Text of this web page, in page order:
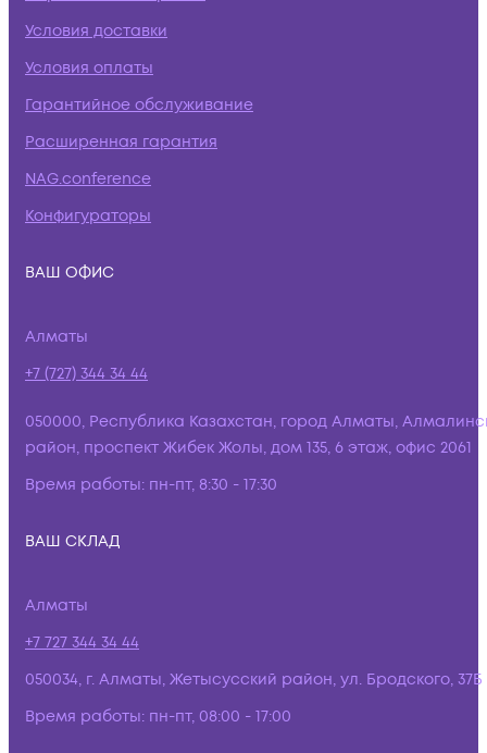
Условия доставки
Условия оплаты
Гарантийное обслуживание
Расширенная гарантия
NAG.conference
Конфигураторы
ВАШ ОФИС
Алматы
+7 (727) 344 34 44
050000, Республика Казахстан, город Алматы,
район, проспект Жибек Жолы, дом 135, 6 этаж, офис 2061
Время работы: пн-пт, 8:30 - 17:30
ВАШ СКЛАД
Алматы
+7 727 344 34 44
050034, г. Алматы, Жетысусский район, ул. Бродского, 37Б
Время работы: пн-пт, 08:00 - 17:00